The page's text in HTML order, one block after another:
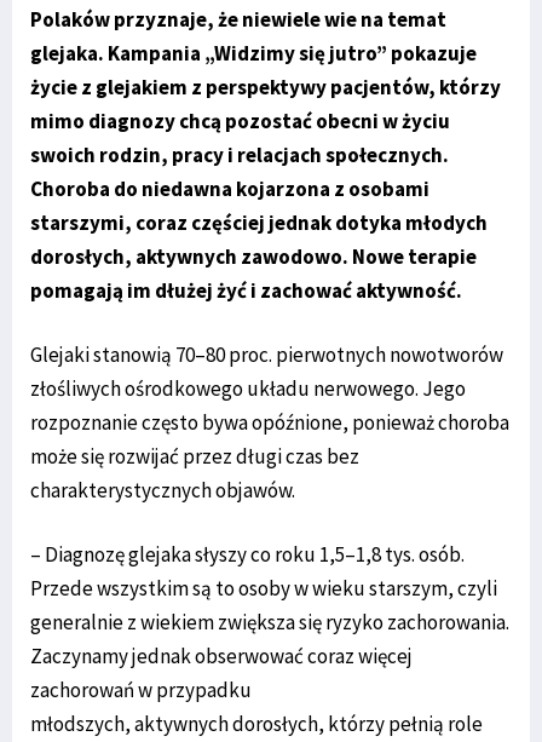
Polaków przyznaje, że niewiele wie na temat
glejaka. Kampania „Widzimy się jutro” pokazuje
życie z glejakiem z perspektywy pacjentów, którzy
mimo diagnozy chcą pozostać obecni w życiu
swoich rodzin, pracy i relacjach społecznych.
Choroba do niedawna kojarzona z osobami
starszymi, coraz częściej jednak dotyka młodych
dorosłych, aktywnych zawodowo. Nowe terapie
pomagają im dłużej żyć i zachować aktywność.
Glejaki stanowią 70–80 proc. pierwotnych nowotworów
złośliwych ośrodkowego układu nerwowego. Jego
rozpoznanie często bywa opóźnione, ponieważ choroba
może się rozwijać przez długi czas bez
charakterystycznych objawów.
– Diagnozę glejaka słyszy co roku 1,5–1,8 tys. osób.
Przede wszystkim są to osoby w wieku starszym, czyli
generalnie z wiekiem zwiększa się ryzyko zachorowania.
Zaczynamy jednak obserwować coraz więcej
zachorowań w przypadku
młodszych, aktywnych dorosłych, którzy pełnią role